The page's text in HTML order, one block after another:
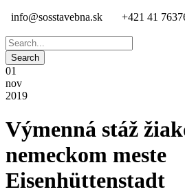
info@sosstavebna.sk
+421 41
01
nov
2019
Výmenná stáž
nemeckom meste
Eisenhüttenstadt